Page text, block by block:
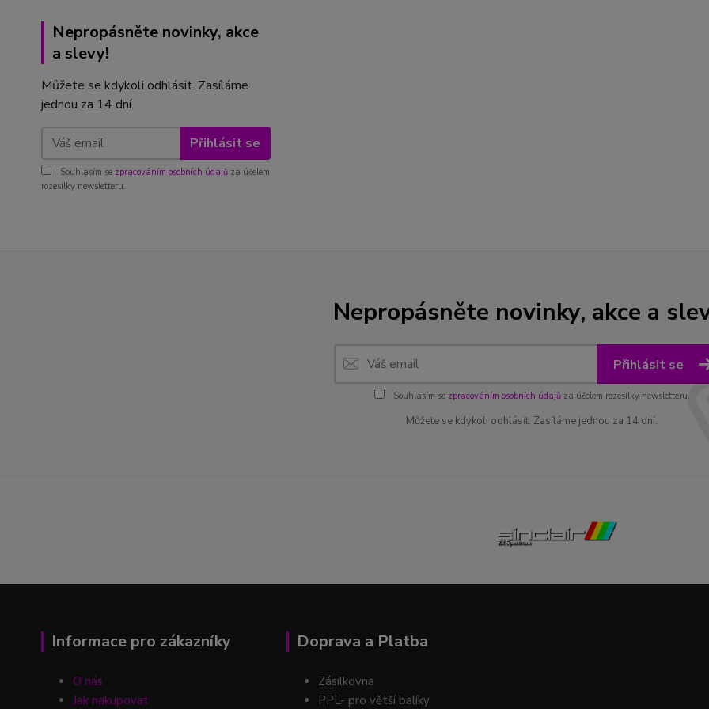
Nepropásněte novinky, akce
a slevy!
Můžete se kdykoli odhlásit. Zasíláme
jednou za 14 dní.
Přihlásit se
Souhlasím se zpracováním osobních údajů za účelem
rozesílky newsletteru.
Nepropásněte novinky, akce a
Přihlásit se
Souhlasím se zpracováním osobních údajůza účelem rozesílky newsletteru.
Můžete se kdykoli odhlásit. Zasíláme jednou za 14 dní.
Informace pro zákazníky
O nás
Jak nakupovat
Doprava a Platba
Zásilkovna
PPL- pro větší balíky